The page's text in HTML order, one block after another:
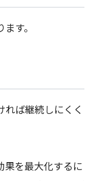
す。
ば継続しにくく
果を最大化するに